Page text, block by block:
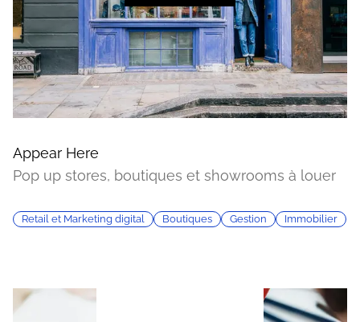
Appear Here
Pop up stores, boutiques et showrooms à louer
Retail et Marketing digital Boutiques Gestion Immobilier